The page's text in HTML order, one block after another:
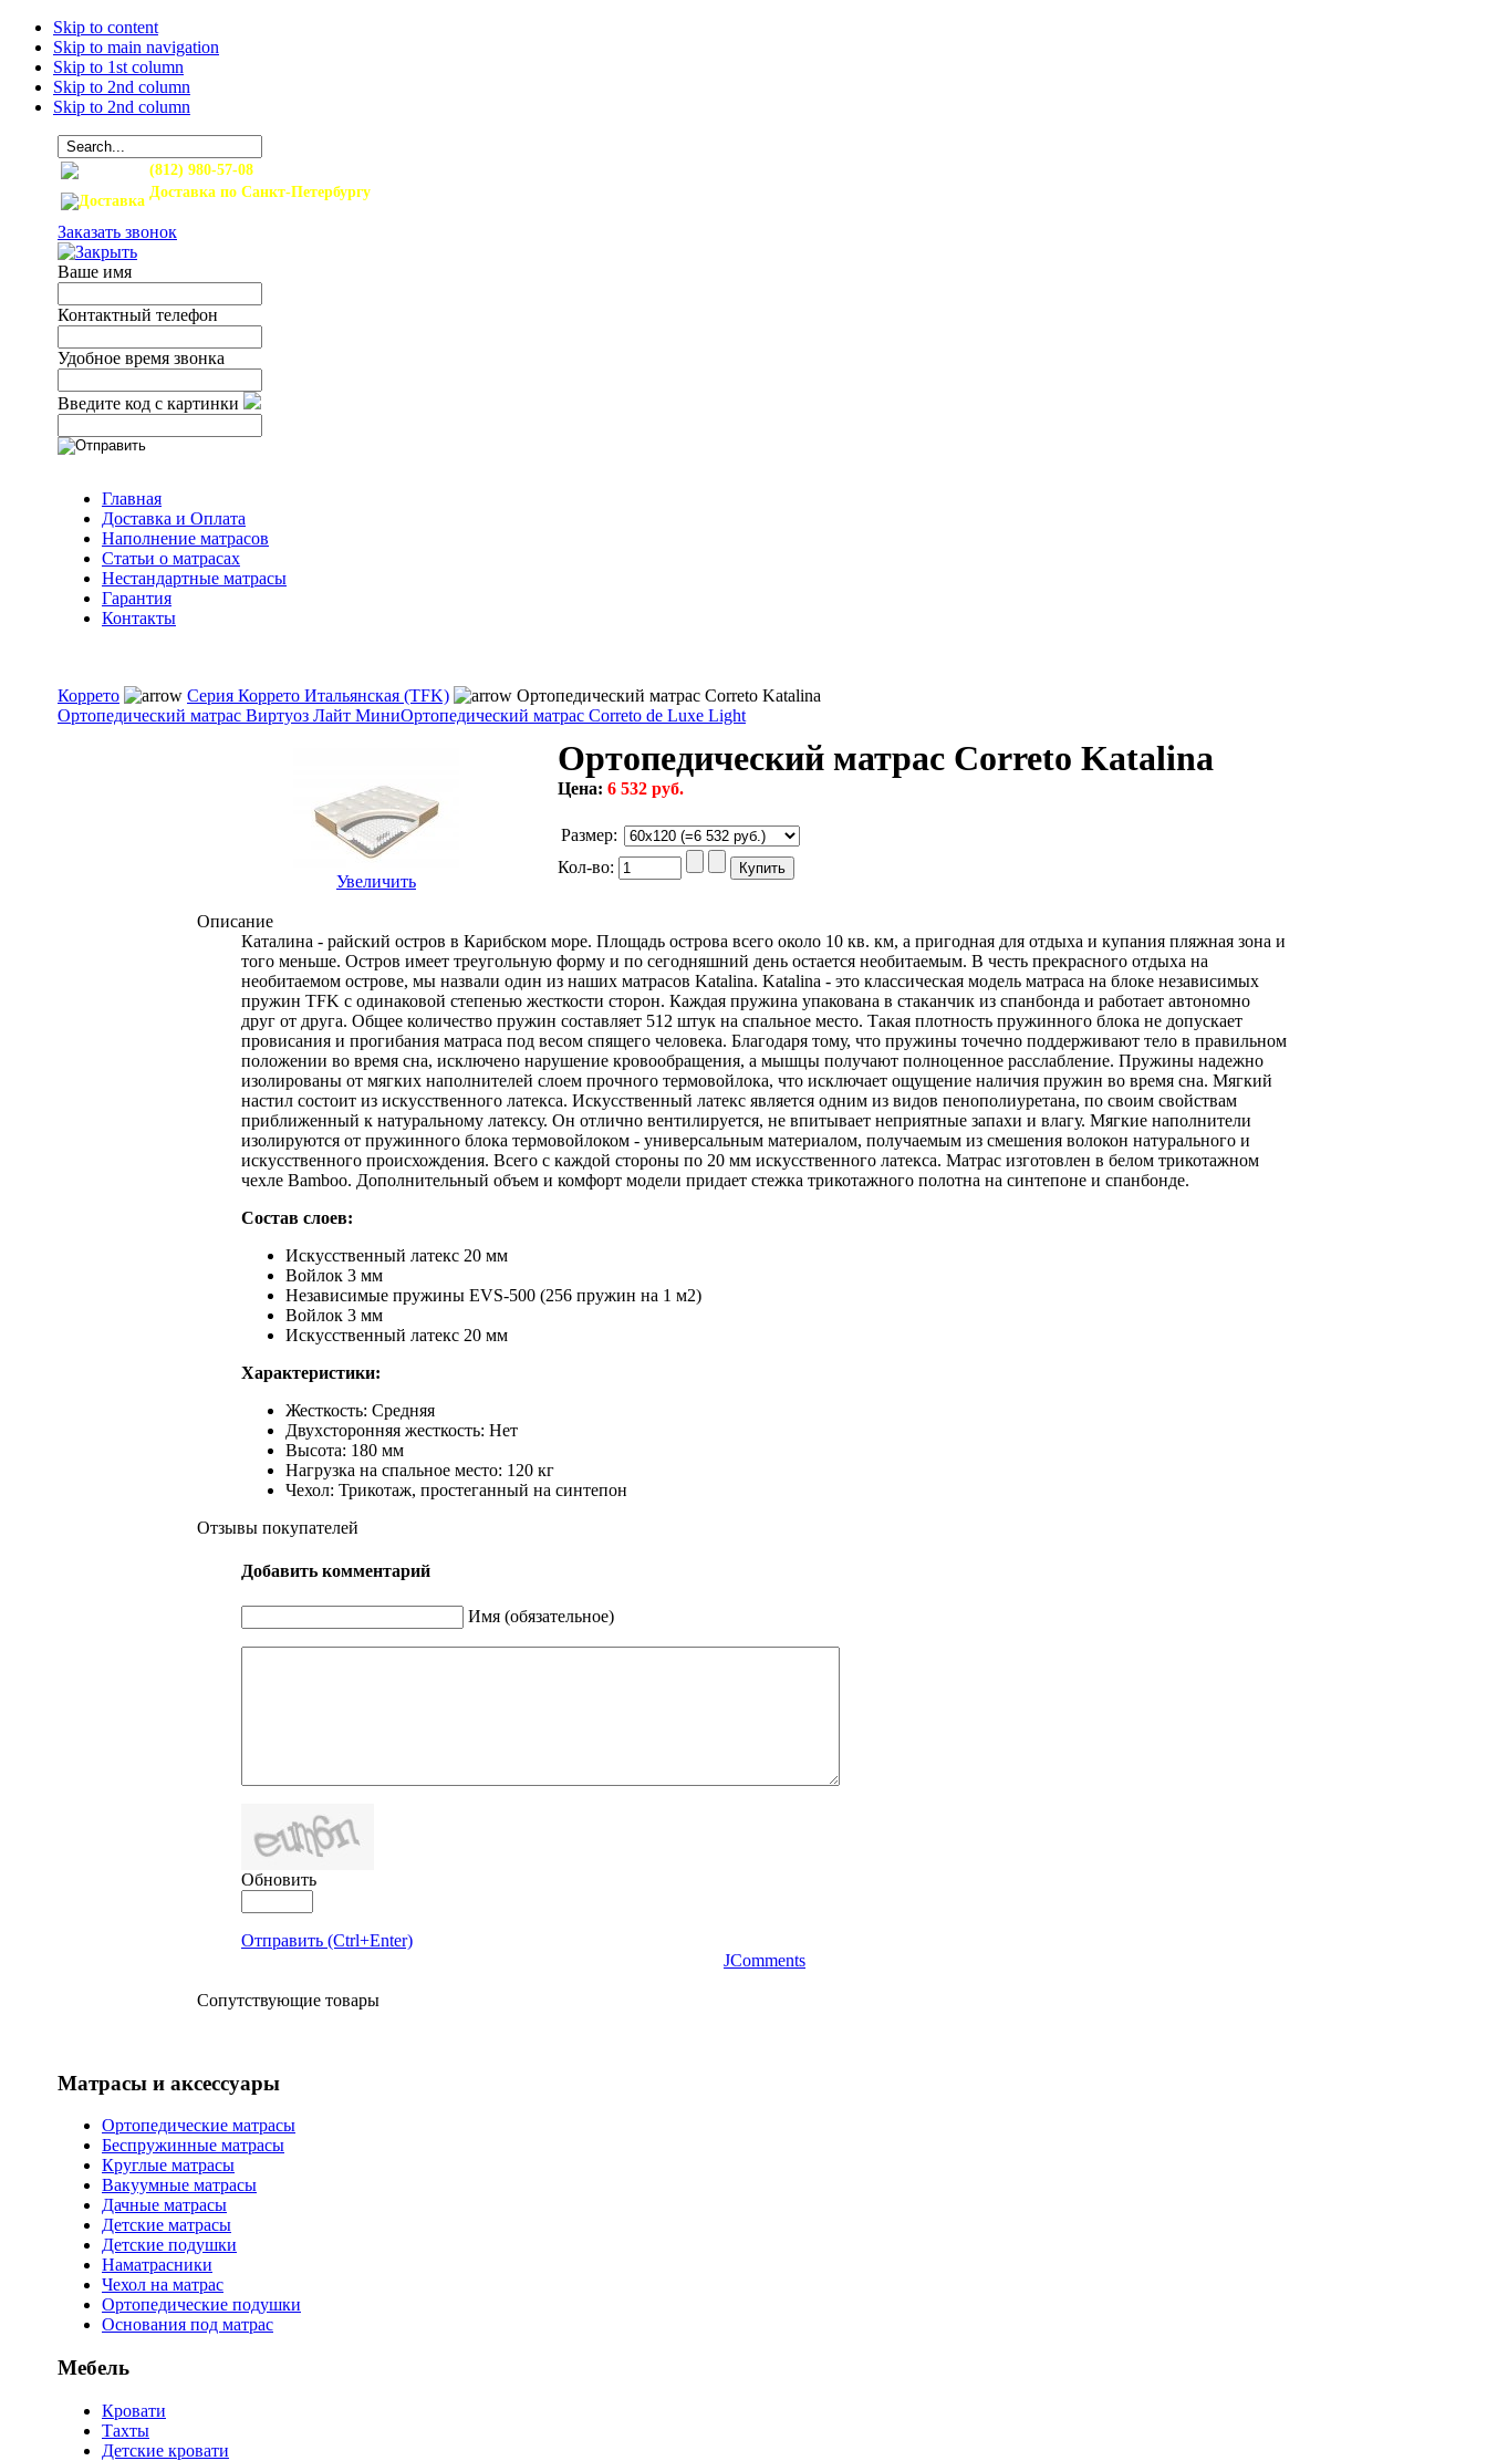
Skip to content
Skip to main navigation
Skip to 1st column
Skip to 2nd column
Skip to 2nd column
(812) 980-57-08
Доставка по Санкт-Петербургу
Заказать звонок
Ваше имя
Контактный телефон
Удобное время звонка
Введите код с картинки
Главная
Доставка и Оплата
Наполнение матрасов
Cтатьи о матрасах
Нестандартные матрасы
Гарантия
Контакты
Коррето Серия Коррето Итальянская (TFK)
Ортопедический матрас Correto Katalina
Ортопедический матрас Виртуоз Лайт МиниОртопедический матрас Correto de Luxe Light
Увеличить
Ортопедический матрас Correto Katalina
Цена: 6 532 руб.
Размер:
Кол-во:
Описание
Каталина - райский остров в Карибском море. Площадь острова всего около 10 кв. км, а пригодная для отдыха и купания пляжная зона и
того меньше. Остров имеет треугольную форму и по сегодняшний день остается необитаемым. В честь прекрасного отдыха на
необитаемом острове, мы назвали один из наших матрасов Katalina. Katalina - это классическая модель матраса на блоке независимых
пружин TFK с одинаковой степенью жесткости сторон. Каждая пружина упакована в стаканчик из спанбонда и работает автономно
друг от друга. Общее количество пружин составляет 512 штук на спальное место. Такая плотность пружинного блока не допускает
провисания и прогибания матраса под весом спящего человека. Благодаря тому, что пружины точечно поддерживают тело в правильном
положении во время сна, исключено нарушение кровообращения, а мышцы получают полноценное расслабление. Пружины надежно
изолированы от мягких наполнителей слоем прочного термовойлока, что исключает ощущение наличия пружин во время сна. Мягкий
настил состоит из искусственного латекса. Искусственный латекс является одним из видов пенополиуретана, по своим свойствам
приближенный к натуральному латексу. Он отлично вентилируется, не впитывает неприятные запахи и влагу. Мягкие наполнители
изолируются от пружинного блока термовойлоком - универсальным материалом, получаемым из смешения волокон натурального и
искусственного происхождения. Всего с каждой стороны по 20 мм искусственного латекса. Матрас изготовлен в белом трикотажном
чехле Bamboo. Дополнительный объем и комфорт модели придает стежка трикотажного полотна на синтепоне и спанбонде.
Состав слоев:
Искусственный латекс 20 мм
Войлок 3 мм
Независимые пружины EVS-500 (256 пружин на 1 м2)
Войлок 3 мм
Искусственный латекс 20 мм
Характеристики:
Жесткость: Средняя
Двухсторонняя жесткость: Нет
Высота: 180 мм
Нагрузка на спальное место: 120 кг
Чехол: Трикотаж, простеганный на синтепон
Отзывы покупателей
Добавить комментарий
Имя (обязательное)
Обновить
Отправить (Ctrl+Enter)
JComments
Сопутствующие товары
Матрасы и аксессуары
Ортопедические матрасы
Беспружинные матрасы
Круглые матрасы
Вакуумные матрасы
Дачные матрасы
Детские матрасы
Детские подушки
Наматрасники
Чехол на матрас
Ортопедические подушки
Основания под матрас
Мебель
Кровати
Тахты
Детские кровати